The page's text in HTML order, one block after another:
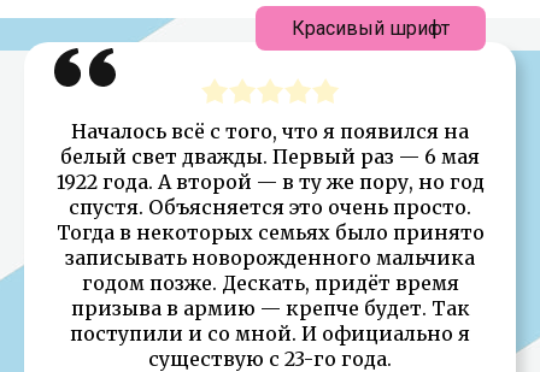
Началось всё с того, что я появился на
белый свет дважды. Первый раз — 6 мая
1922 года. А второй — в ту же пору, но год
спустя. Объясняется это очень просто.
Тогда в некоторых семьях было принято
записывать новорожденного мальчика
годом позже. Дескать, придёт время
призыва в армию — крепче будет. Так
поступили и со мной. И официально я
существую с 23-го года.
Красивый шрифт